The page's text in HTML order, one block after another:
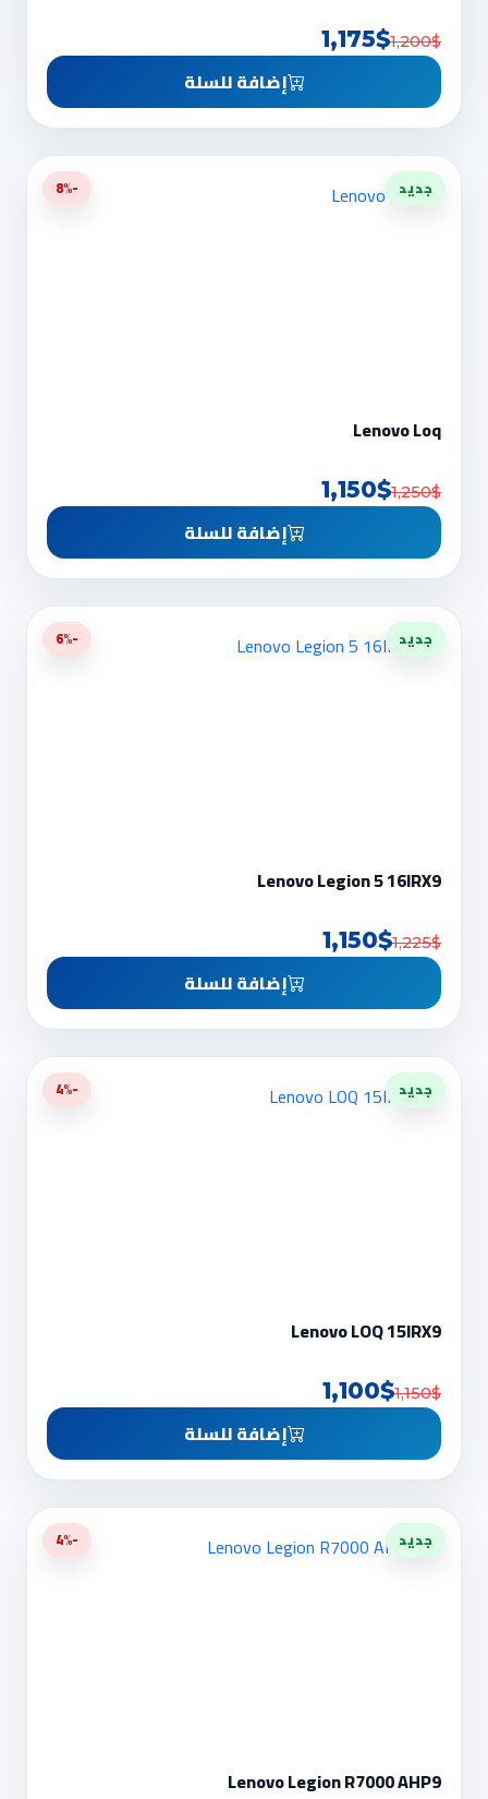
1,200$
1,175$
إضافة للسلة
جديد -8%
Lenovo Loq
1,250$
1,150$
إضافة للسلة
جديد -6%
Lenovo Legion 5 16IRX9
1,225$
1,150$
إضافة للسلة
جديد -4%
Lenovo LOQ 15IRX9
1,150$
1,100$
إضافة للسلة
جديد -4%
Lenovo Legion R7000 AHP9